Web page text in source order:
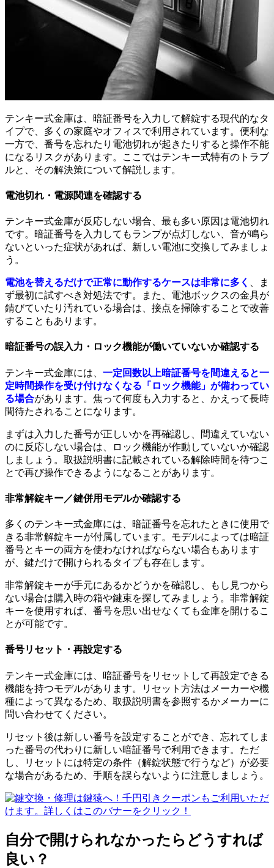
テンキー式金庫は、暗証番号を入力して解錠する現代的なタ
イプで、多くの家庭やオフィスで利用されています。便利な
一方で、番号を忘れたり電池切れが起きたりすると操作不能
になるリスクがあります。ここではテンキー式特有のトラブ
ルと、その解決策について解説します。
電池切れ・電源関連を確認する
テンキー式金庫が反応しない場合、最も多い原因は電池切れ
です。暗証番号を入力してもランプが点灯しない、音が鳴ら
ないといった症状があれば、新しい電池に交換してみましょ
う。
電池を替えるだけで正常に動作するケースは非常に多く
、ま
ず最初に試すべき対処法です。また、電池ボックスの金具が
錆びていたり汚れている場合は、接点を掃除することで改善
することもあります。
暗証番号の誤入力・ロック機能が働いていないか確認する
テンキー式金庫には、 一定回数以上暗証番号を間違えると一
定時間操作を受け付けなくなる「ロック機能」が備わってい
る場合があります。焦って何度も入力すると、かえって長時
間待たされることになります。
まずは入力した番号が正しいかを再確認し、間違えていない
のに反応しない場合は、ロック機能が作動していないか確認
しましょう。取扱説明書に記載されている解除時間を待つこ
とで再び操作できるようになることがあります。
非常解錠キー／鍵併用モデルか確認する
多くのテンキー式金庫には、暗証番号を忘れたときに使用で
きる非常解錠キーが付属しています。モデルによっては暗証
番号とキーの両方を使わなければならない場合もあります
が、鍵だけで開けられるタイプも存在します。
非常解錠キーが手元にあるかどうかを確認し、もし見つから
ない場合は購入時の箱や鍵束を探してみましょう。非常解錠
キーを使用すれば、番号を思い出せなくても金庫を開けるこ
とが可能です。
番号リセット・再設定する
テンキー式金庫には、暗証番号をリセットして再設定できる
機能を持つモデルがあります。リセット方法はメーカーや機
種によって異なるため、取扱説明書を参照するかメーカーに
問い合わせてください。
リセット後は新しい番号を設定することができ、忘れてしま
った番号の代わりに新しい暗証番号で利用できます。ただ
し、リセットには特定の条件（解錠状態で行うなど）が必要
な場合があるため、手順を誤らないように注意しましょう。
自分で開けられなかったらどうすれば
良い？